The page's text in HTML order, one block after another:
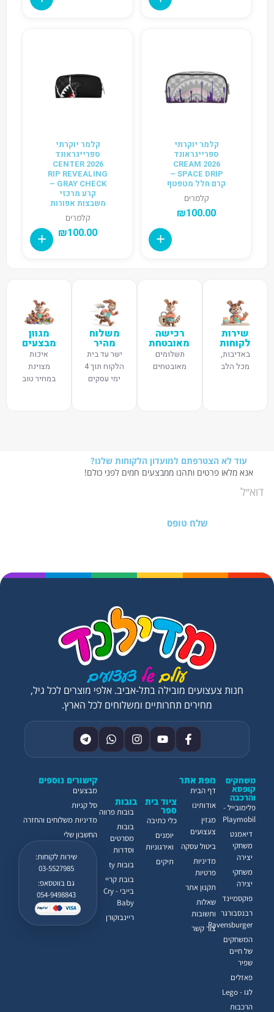
קלמר יוקרתי
ספרייגראונד
2026 CREAM
SPACE DRIP –
קרם חלל מטפטף
קלמרים
₪100.00
קלמר יוקרתי
ספרייגראונד
2026 CENTER
RIP REVEALING
GRAY CHECK –
קרע מרכזי
משבצות אפורות
קלמרים
₪100.00
שירות
לקוחות
באדיבות,
מכל הלב
רכישה
מאובטחת
תשלומים
מאובטחים
משלוח
מהיר
ישר עד בית
הלקוח תוך 4
ימי עסקים
מגוון
מבצעים
איכות
מצוינת
במחיר טוב
עוד לא הצטרפתם למועדון הלקוחות שלנו?
אנא מלאו פרטים ותהנו ממבצעים חמים לפני כולם!
שלח טופס
קישורים נוספים
מבצעים
סל קניות
מדיניות משלוחים והחזרה
החשבון שלי
שירות לקוחות:
03-5527985
גם בווטסאפ:
054-9498843
ציוד בית
ספר
כלי כתיבה
יומנים
ואירגוניות
תיקים
בובות
בובות פרווה
בובות
מסרטים
וסדרות
בובות ty
בובת קריי
בייבי - Cry
Baby
ריינבוקורן
משחקים
קופסא
והרכבה
פלימובייל -
Playmobil
דיאמנט
משחקי
יצירה
משחקי
יצירה
פוקסמיינד
רבנסבורגר
Ravensburger
המשחקים
של חיים
שפיר
פאזלים
לגו - Lego
הרכבות
מפת אתר
דף הבית
אודותינו
מגזין
צעצועים
ביטול עסקה
מדיניות
פרטיות
תקנון אתר
שאלות
ותשובות
צור קשר
חנות צעצועים מובילה בתל-אביב. אלפי מוצרים לכל גיל,
מחירים תחרותיים ומשלוחים לכל הארץ.